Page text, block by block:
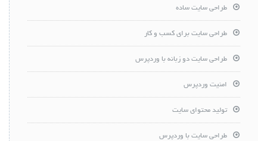
طراحی سایت ساده
طراحی سایت برای کسب و کار
طراحی سایت دو زبانه با وردپرس
امنیت وردپرس
تولید محتوای سایت
طراحی سایت با وردپرس